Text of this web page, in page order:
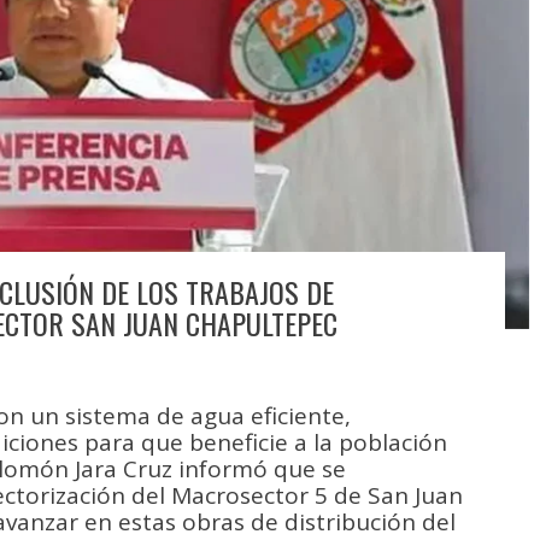
DE LOS TRABAJOS DE
SAN JUAN CHAPULTEPEC
un sistema de agua eficiente,
para que beneficie a la población
Jara Cruz informó que se
del Macrosector 5 de San Juan
en estas obras de distribución del